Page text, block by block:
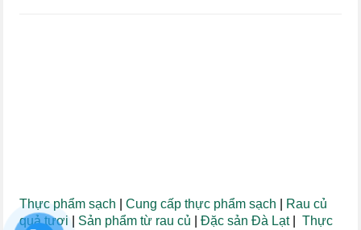
Thực phẩm sạch |Cung cấp thực phẩm sạch
Rau củ
quả tươi
Sản phẩm từ rau củ |Đặc sản Đà Lạt|Thực